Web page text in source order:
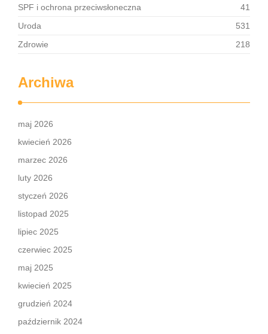
SPF i ochrona przeciwsłoneczna
41
Uroda
531
Zdrowie
218
Archiwa
maj 2026
kwiecień 2026
marzec 2026
luty 2026
styczeń 2026
listopad 2025
lipiec 2025
czerwiec 2025
maj 2025
kwiecień 2025
grudzień 2024
październik 2024